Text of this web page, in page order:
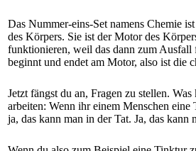
Das Nummer-eins-Set namens Chemie
des Körpers. Sie ist der Motor des
funktionieren, weil das dann zum
beginnt und endet am Motor, also ist die
Jetzt fängst du an, Fragen zu stellen.
arbeiten: Wenn ihr einem Menschen
ja, das kann man in der Tat. Ja, das